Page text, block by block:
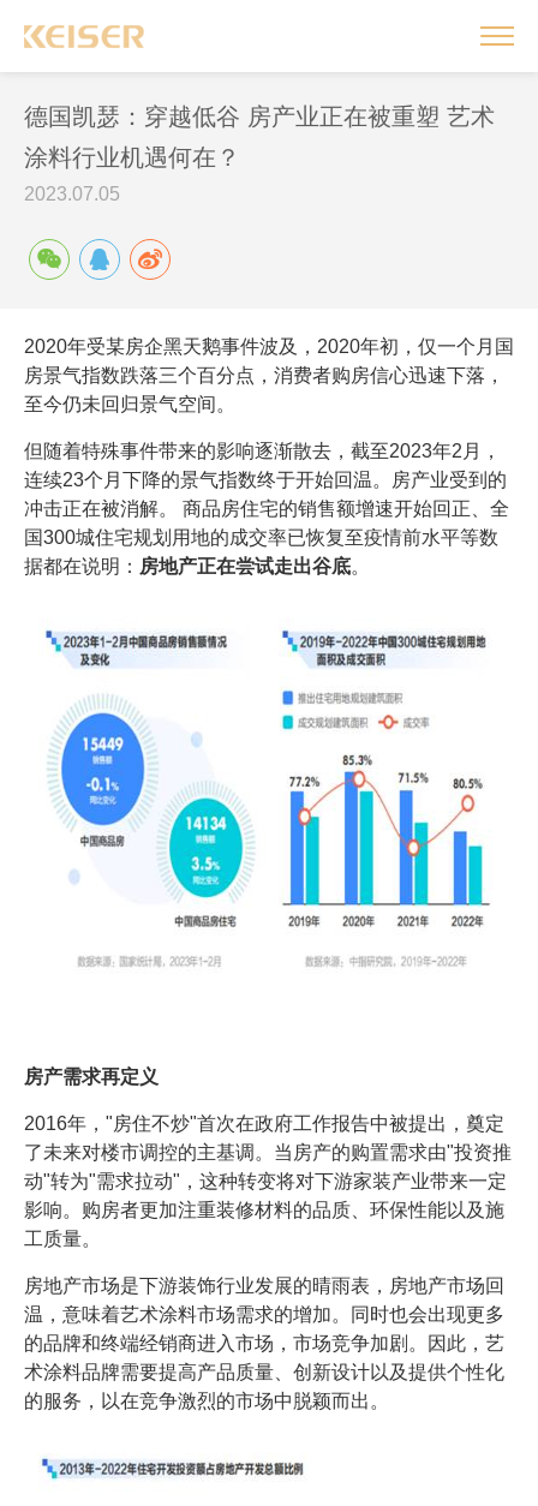
德国凯瑟：穿越低谷 房产业正在被重塑 艺术
涂料行业机遇何在？
2023.07.05
2020年受某房企黑天鹅事件波及，2020年初，仅一个月国
房景气指数跌落三个百分点，消费者购房信心迅速下落，
至今仍未回归景气空间。
但随着特殊事件带来的影响逐渐散去，截至2023年2月，
连续23个月下降的景气指数终于开始回温。房产业受到的
冲击正在被消解。 商品房住宅的销售额增速开始回正、全
国300城住宅规划用地的成交率已恢复至疫情前水平等数
据都在说明： 房地产正在尝试走出谷底。
房产需求再定义
2016年，"房住不炒"首次在政府工作报告中被提出，奠定
了未来对楼市调控的主基调。当房产的购置需求由"投资推
动"转为"需求拉动"，这种转变将对下游家装产业带来一定
影响。购房者更加注重装修材料的品质、环保性能以及施
工质量。
房地产市场是下游装饰行业发展的晴雨表，房地产市场回
温，意味着艺术涂料市场需求的增加。同时也会出现更多
的品牌和终端经销商进入市场，市场竞争加剧。因此，艺
术涂料品牌需要提高产品质量、创新设计以及提供个性化
的服务，以在竞争激烈的市场中脱颖而出。